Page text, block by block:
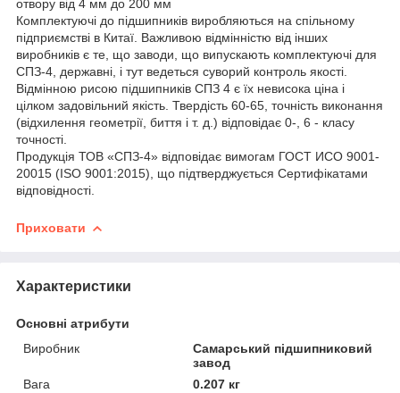
отвору від 4 мм до 200 мм
Комплектуючі до підшипників виробляються на спільному
підприємстві в Китаї. Важливою відмінністю від інших
виробників є те, що заводи, що випускають комплектуючі для
СПЗ-4, державні, і тут ведеться суворий контроль якості.
Відмінною рисою підшипників СПЗ 4 є їх невисока ціна і
цілком задовільний якість. Твердість 60-65, точність виконання
(відхилення геометрії, биття і т. д.) відповідає 0-, 6 - класу
точності.
Продукція ТОВ «СПЗ-4» відповідає вимогам ГОСТ ИСО 9001-
20015 (ISO 9001:2015), що підтверджується Сертифікатами
відповідності.
Приховати
Характеристики
Основні атрибути
Виробник
Самарський підшипниковий
завод
Вага
0.207 кг